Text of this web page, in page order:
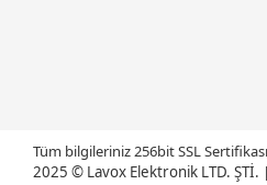
Tüm bilgileriniz 256bit SSL
2025 © Lavox Elektronik LTD. ŞTİ. |